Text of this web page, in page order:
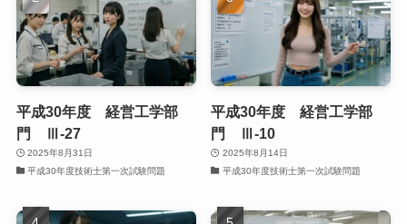
平成30年度 経営工学部
門 Ⅲ-27
2025年8月31日
平成30年度技術士第一次試験問題
平成30年度 経営工学部
門 Ⅲ-10
2025年8月14日
平成30年度技術士第一次試験問題